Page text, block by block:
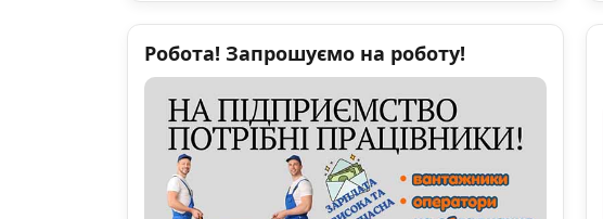
Робота! Запрошуємо на роботу!